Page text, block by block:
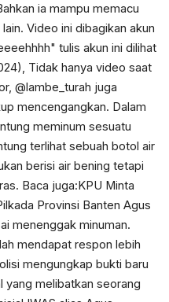
ia mampu memacu
Video ini dibagikan akun
tulis akun ini dilihat
Tidak hanya video saat
@lambe_turah juga
mencengangkan. Dalam
meminum sesuatu
terlihat sebuah botol air
berisi air bening tetapi
Baca juga:KPU Minta
Provinsi Banten Agus
menenggak minuman.
mendapat respon lebih
mengungkap bukti baru
yang melibatkan seorang